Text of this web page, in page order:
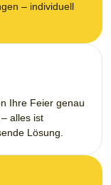
– individuell
Ihre Feier genau
alles ist
Lösung.